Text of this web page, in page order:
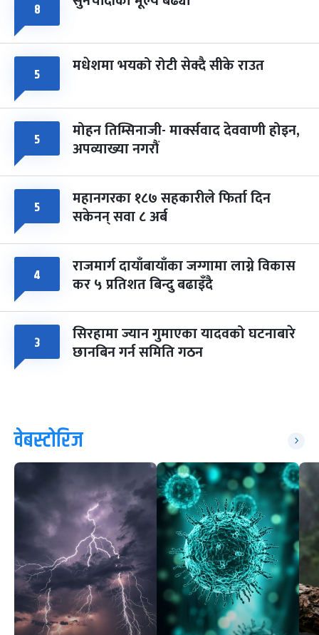
८
५ मधेशमा भयको रोटी सेक्दै सीके राउत
५ मोहन तिम्सिनाजी- मार्क्सवाद देववाणी होइन,
अपव्याख्या नगरौं
५ महानगरका १८७ सहकारीले फिर्ता दिन
सकेनन् सवा ८ अर्ब
४ राजमार्ग दायाँबायाँका जग्गामा लाग्ने विकास
कर ५ प्रतिशत बिन्दु बढाइँदै
३ सिरहामा ज्यान गुमाएका यादवको घटनाबारे
छानबिन गर्न समिति गठन
वेबस्टोरिज